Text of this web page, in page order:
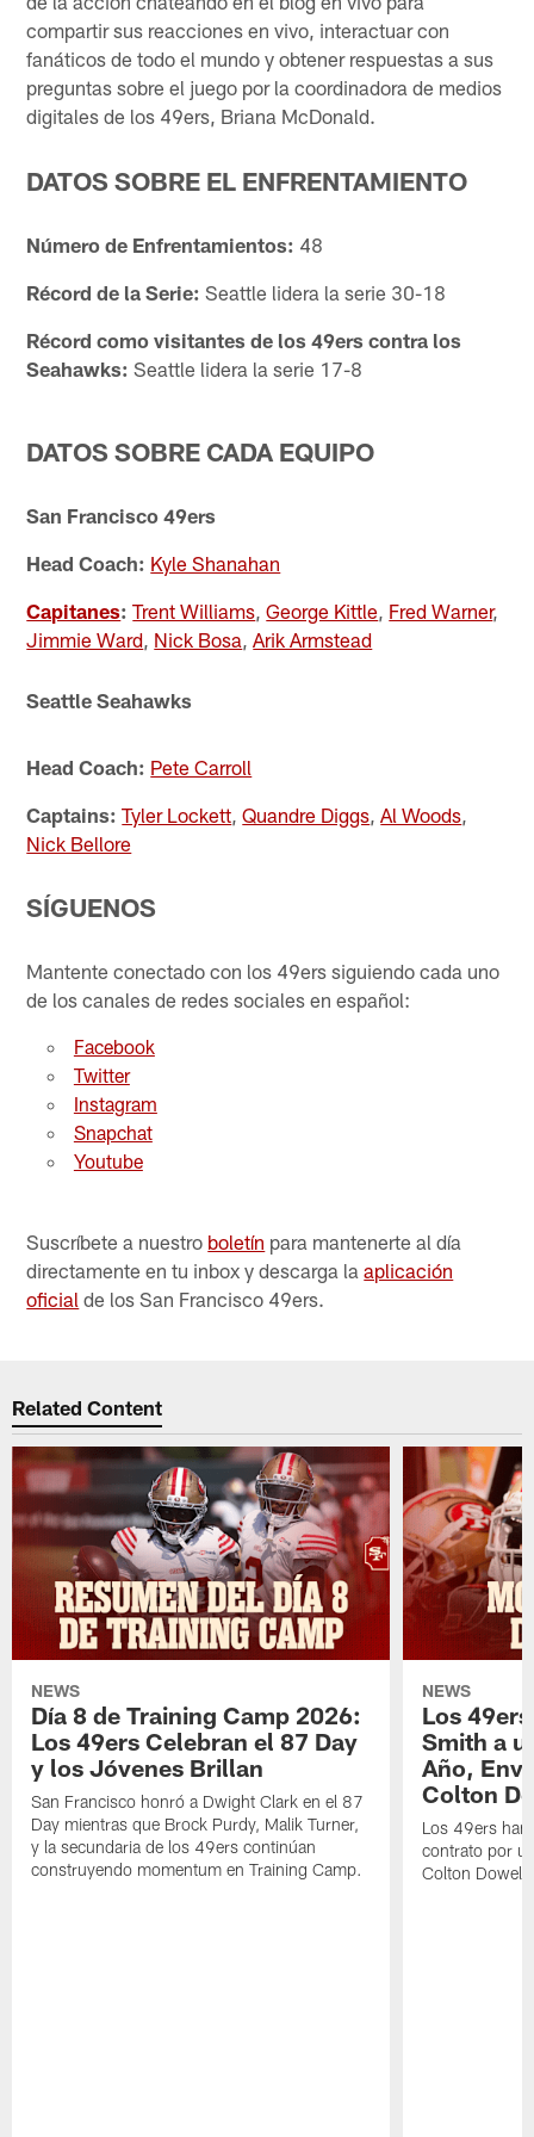
compartir sus reacciones en vivo, interactuar con
fanáticos de todo el mundo y obtener respuestas a sus
preguntas sobre el juego por la coordinadora de medios
digitales de los 49ers, Briana McDonald.
DATOS SOBRE EL ENFRENTAMIENTO
Número de Enfrentamientos: 48
Récord de la Serie: Seattle lidera la serie 30-18
Récord como visitantes de los 49ers contra los
Seahawks: Seattle lidera la serie 17-8
DATOS SOBRE CADA EQUIPO
San Francisco 49ers
Head Coach: Kyle Shanahan
Capitanes: Trent Williams,George Kittle, Fred Warner,
Jimmie Ward, Nick Bosa,Arik Armstead
Seattle Seahawks
Head Coach: Pete Carroll
Captains: Tyler Lockett ,Quandre Diggs ,Al Woods
Nick Bellore
SÍGUENOS
Mantente conectado con los 49ers siguiendo cada uno
de los canales de redes sociales en español:
Facebook
Twitter
Instagram
Snapchat
Youtube
Suscríbete a nuestro boletín para mantenerte al día
directamente en tu inbox y descarga laaplicación
oficial de los San Francisco 49ers.
Related Content
NEWS
Día 8 de Training Camp 2026:
Los 49ers Celebran el 87 Day
y los Jóvenes Brillan
San Francisco honró a Dwight Clark en el 87
Day mientras que Brock Purdy, Malik Turner,
y la secundaria de los 49ers continúan
construyendo momentum en Training Camp.
NEWS
Los
Smith a
Año,
Colton
Los 49ers
contrato por
Colton Dowell.